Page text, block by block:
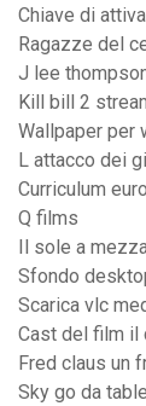
Chiave di
Ragazze del
J lee
Kill bill 2
Wallpaper per
L attacco dei
Curriculum
Q films
Il sole a
Sfondo
Scarica vlc
Cast del film il
Fred claus un
Sky go da